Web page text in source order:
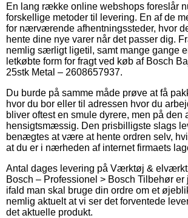
En lang række online webshops foreslår
forskellige metoder til levering. En af de
for nærværende afhentningssteder, hvor
hente dine nye varer når det passer dig.
nemlig særligt ligetil, samt mange gange
letkøbte form for fragt ved køb af Bosch
25stk Metal – 2608657937.
Du burde på samme måde prøve at få
hvor du bor eller til adressen hvor du
bliver oftest en smule dyrere, men på
hensigtsmæssig. Den prisbilligste slags
benægtes at være at hente ordren selv,
at du er i nærheden af internet firmaets
Antal dages levering på Værktøj &
Bosch – Professionel > Bosch Tilbehør er
ifald man skal bruge din ordre om et
nemlig aktuelt at vi ser det forventede
det aktuelle produkt.